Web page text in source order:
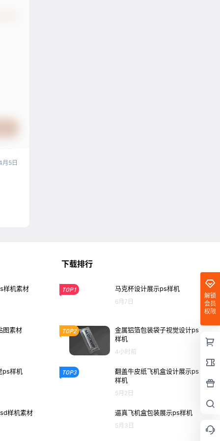
5日
解锁
会员
权限
样机素材
图素材
ps样机
样机素材
下载排行
TOP1 马克杯设计展示ps样机
6月7日
TOP2
金属铝箔包装袋子视觉设计ps
样机
4小时前
TOP3
翻盖牛皮纸飞机盒设计展示ps
样机
5月2日
逼真飞机盒包装展示ps样机
5月3日